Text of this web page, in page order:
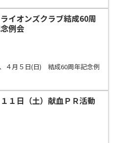
ライオンズクラブ結成60周
例会
４月５日(日) 結成60周年記念例
１日（土）献血ＰＲ活動